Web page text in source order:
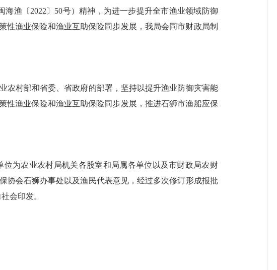
渔〔2022〕50号）精神，为进一步提升全市渔业领域防御
性渔业保险和渔业互助保险同步发展，我局会同市财政局制
村部和省委、省政府的部署，坚持以提升渔业防御灾害能
性渔业保险和渔业互助保险同步发展，推进石狮市渔船应保
为农业农村局机关各股室和局属各单位以及市财政局农财
协会石狮办事处以及渔民代表意见，经过多次修订形成报批
会印发。